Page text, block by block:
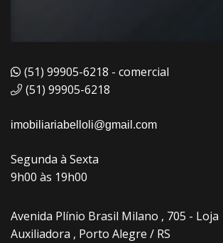
(51) 99905-6218 - comercial
(51) 99905-6218
imobiliariabelloli@gmail.com
Segunda à Sexta
9h00 às 19h00
Avenida Plínio Brasil Milano , 705 - Loja
Auxiliadora , Porto Alegre / RS